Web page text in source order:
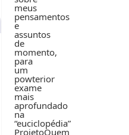
meus
pensamentos
e
assuntos
de
momento,
para
um
powterior
exame
mais
aprofundado
na
“euciclopédia”
ProjetoQuem